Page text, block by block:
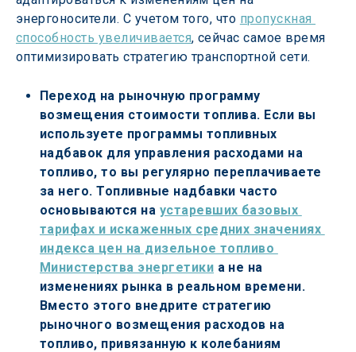
энергоносители. С учетом того, что пропускная
способность увеличивается, сейчас самое время
оптимизировать стратегию транспортной сети.
Переход на рыночную программу
возмещения стоимости топлива. Если вы
используете программы топливных
надбавок для управления расходами на
топливо, то вы регулярно переплачиваете
за него. Топливные надбавки часто
основываются на устаревших базовых
тарифах и искаженных средних значениях
индекса цен на дизельное топливо
Министерства энергетики а не на
изменениях рынка в реальном времени.
Вместо этого внедрите стратегию
рыночного возмещения расходов на
топливо, привязанную к колебаниям